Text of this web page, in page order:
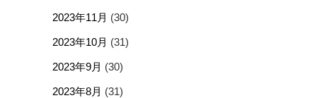
2023年11月 (30)
2023年10月 (31)
2023年9月 (30)
2023年8月 (31)